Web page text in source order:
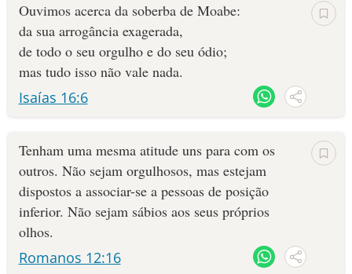
Ouvimos acerca da soberba de Moabe:
da sua arrogância exagerada,
de todo o seu orgulho e do seu ódio;
mas tudo isso não vale nada.
Isaías 16:6
Tenham uma mesma atitude uns para com os
outros. Não sejam orgulhosos, mas estejam
dispostos a associar-se a pessoas de posição
inferior. Não sejam sábios aos seus próprios
olhos.
Romanos 12:16